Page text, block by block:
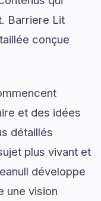
Barriere Lit
conçue
et des idées
détaillés
plus vivant et
développe
une vision